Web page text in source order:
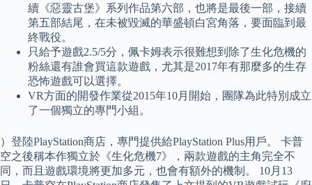
續《惡靈古堡》系列作品第六部，也將是最後一部，接續
第五部結尾，在未被毀滅的華盛頓白宮角落，要面臨到最
終戰役。
只給予遊戲2.5/5分，佩卡姆表示很難想到除了生化危機的
粉絲還有誰會買這款遊戲，尤其是2017年有那麼多的生存
恐怖遊戲可以選擇。
VR方面的開發作業從2015年10月開始，團隊為此特別成立
了一個獨立的專門小組。
）登陸PlayStation商店，專門提供給PlayStation Plus用戶。 卡普
空之後稱本作獨立於《生化危機7》，兩款遊戲的主角完全不
同，而且遊戲環境將更加多元，也會有額外的機制。 10月13